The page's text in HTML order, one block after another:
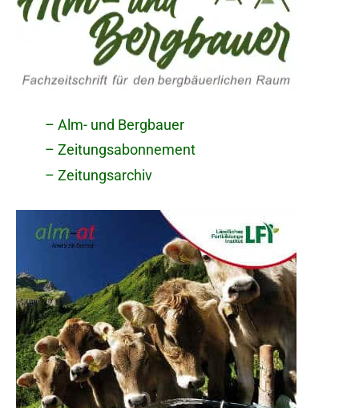
– Alm- und Bergbauer
– Zeitungsabonnement
– Zeitungsarchiv